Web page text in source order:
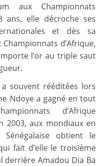
aux Championnats
ans, elle décroche ses
et dès sa
d’Afrique,
l’or au triple saut
souvent rééditées lors
Ndoye a gagné en tout
d’Afrique
2003, aux mondiaux en
obtient le
fait d’elle le troisième
derrière Amadou Dia Ba